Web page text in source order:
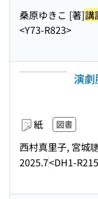
桑原ゆきこ [著]講
<Y73-R823>
演
紙 図書
西村真里子, 宮城
2025.7<DH1-